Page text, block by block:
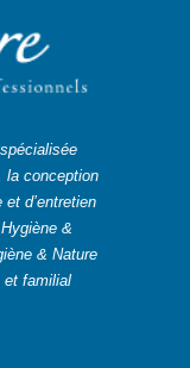
la conception
d’entretien
&
& Nature
et familial